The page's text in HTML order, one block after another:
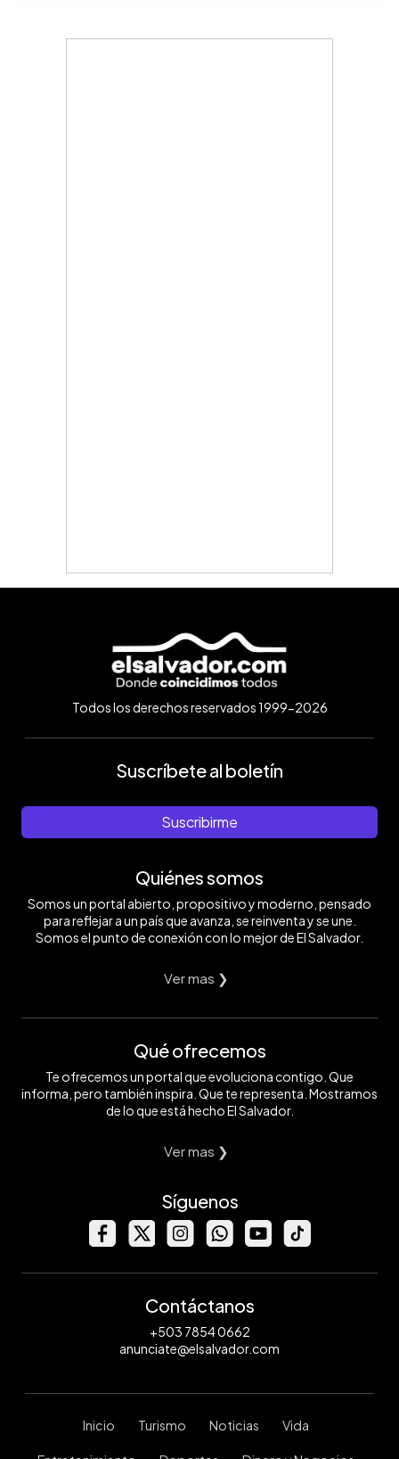
Todos los derechos reservados 1999-2026
Suscríbete al boletín
Suscribirme
Quiénes somos
Somos un portal abierto, propositivo y moderno, pensado
para reflejar a un país que avanza, se reinventa y se une.
Somos el punto de conexión con lo mejor de El Salvador.
Ver mas ❯
Qué ofrecemos
Te ofrecemos un portal que evoluciona contigo. Que
informa, pero también inspira. Que te representa. Mostramos
de lo que está hecho El Salvador.
Ver mas ❯
Síguenos
Contáctanos
+503 7854 0662
anunciate@elsalvador.com
Inicio Turismo Noticias Vida